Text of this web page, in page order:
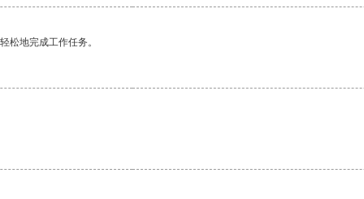
松地完成工作任务。